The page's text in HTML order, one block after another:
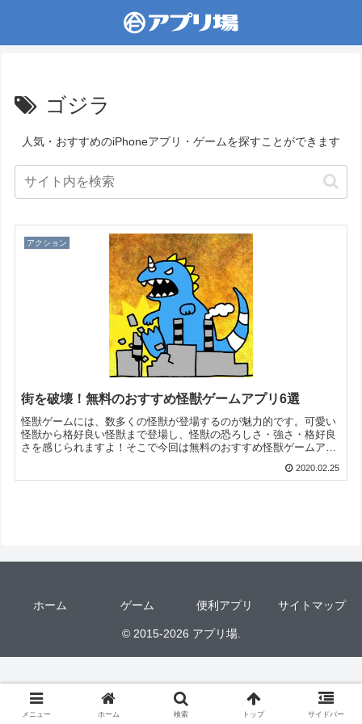
ゴジラ
人気・おすすめのiPhoneアプリ・ゲームを探すことができます
アクション
街を破壊！無料のおすすめ怪獣ゲームアプリ6選
怪獣ゲームには、数多くの怪獣が登場するのが魅力的です。可愛い
怪獣から格好良い怪獣まで登場し、怪獣の恐ろしさ・強さ・格好良
さを感じられますよ！そこで今回は無料のおすすめ怪獣ゲームアプ
2020.02.25
ホーム ゲーム 便利アプリ サイトマップ
© 2015-2026 アプリ場.
メニュー ホーム 検索 トップ サイドバー